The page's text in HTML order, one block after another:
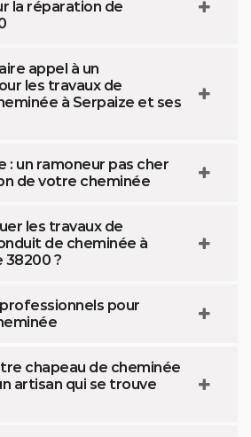
la réparation de
appel à un
les travaux de
à Serpaize et ses
: un ramoneur pas cher
de votre cheminée
les travaux de
de cheminée à
38200 ?
pour
chapeau de cheminée
artisan qui se trouve